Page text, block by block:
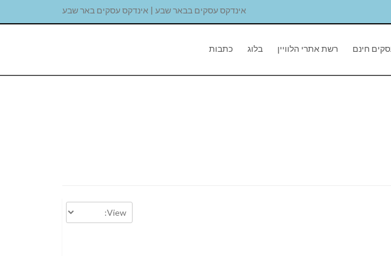
אינדקס עסקים בבאר שבע | אינדקס עסקים באר שבע
חינם רשת אתרי הלוויין בלוג כתבות